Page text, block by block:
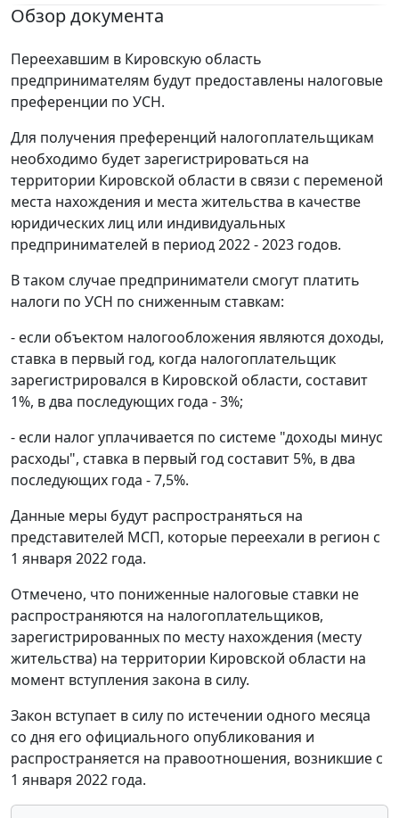
Обзор документа
Переехавшим в Кировскую область
предпринимателям будут предоставлены налоговые
преференции по УСН.
Для получения преференций налогоплательщикам
необходимо будет зарегистрироваться на
территории Кировской области в связи с переменой
места нахождения и места жительства в качестве
юридических лиц или индивидуальных
предпринимателей в период 2022 - 2023 годов.
В таком случае предприниматели смогут платить
налоги по УСН по сниженным ставкам:
- если объектом налогообложения являются доходы,
ставка в первый год, когда налогоплательщик
зарегистрировался в Кировской области, составит
1%, в два последующих года - 3%;
- если налог уплачивается по системе "доходы минус
расходы", ставка в первый год составит 5%, в два
последующих года - 7,5%.
Данные меры будут распространяться на
представителей МСП, которые переехали в регион с
1 января 2022 года.
Отмечено, что пониженные налоговые ставки не
распространяются на налогоплательщиков,
зарегистрированных по месту нахождения (месту
жительства) на территории Кировской области на
момент вступления закона в силу.
Закон вступает в силу по истечении одного месяца
со дня его официального опубликования и
распространяется на правоотношения, возникшие с
1 января 2022 года.